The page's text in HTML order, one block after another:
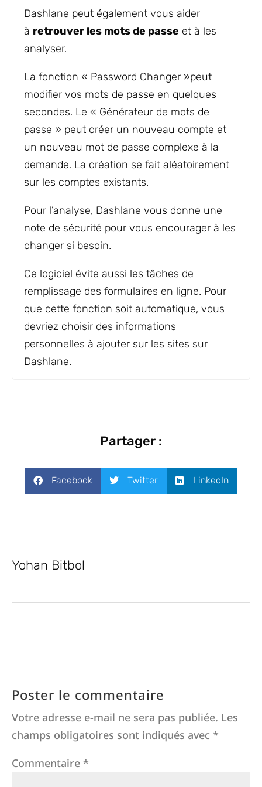
Dashlane peut également vous aider
à retrouver les mots de passe et à les
analyser.
La fonction « Password Changer »peut
modifier vos mots de passe en quelques
secondes. Le « Générateur de mots de
passe » peut créer un nouveau compte et
un nouveau mot de passe complexe à la
demande. La création se fait aléatoirement
sur les comptes existants.
Pour l’analyse, Dashlane vous donne une
note de sécurité pour vous encourager à les
changer si besoin.
Ce logiciel évite aussi les tâches de
remplissage des formulaires en ligne. Pour
que cette fonction soit automatique, vous
devriez choisir des informations
personnelles à ajouter sur les sites sur
Dashlane.
Partager :
Facebook Twitter LinkedIn
Yohan Bitbol
Poster le commentaire
Votre adresse e-mail ne sera pas publiée. Les
champs obligatoires sont indiqués avec *
Commentaire *